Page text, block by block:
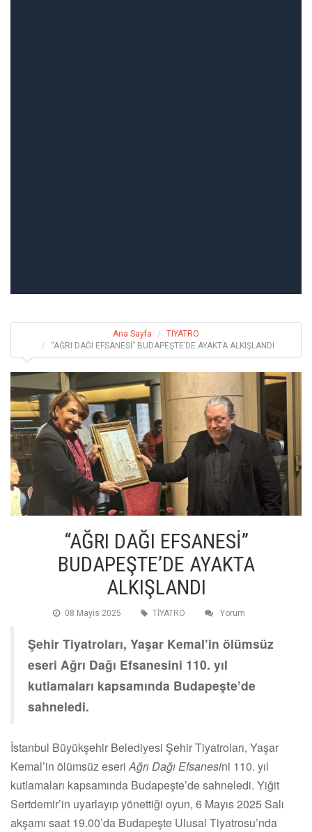
Ana Sayfa
TİYATRO
“AĞRI DAĞI EFSANESİ” BUDAPEŞTE’DE AYAKTA ALKIŞLANDI
“AĞRI DAĞI EFSANESİ”
BUDAPEŞTE’DE AYAKTA
ALKIŞLANDI
08 Mayis 2025 TİYATRO Yorum
Şehir Tiyatroları, Yaşar Kemal’in ölümsüz
eseri Ağrı Dağı Efsanesini 110. yıl
kutlamaları kapsamında Budapeşte’de
sahneledi.
İstanbul Büyükşehir Belediyesi Şehir Tiyatroları, Yaşar
Kemal’in ölümsüz eseriAğrı Dağı Efsanesini 110. yıl
kutlamaları kapsamında Budapeşte’de sahneledi. Yiğit
Sertdemir’in uyarlayıp yönettiği oyun, 6 Mayıs 2025 Salı
akşamı saat 19.00’da Budapeşte Ulusal Tiyatrosu’nda